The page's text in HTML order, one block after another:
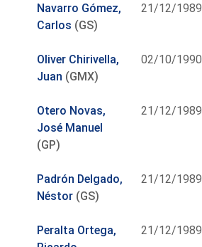
Navarro Gómez,
Carlos (GS)
21/12/1989
Oliver Chirivella,
Juan (GMX)
02/10/1990
Otero Novas,
José Manuel
(GP)
21/12/1989
Padrón Delgado,
Néstor (GS)
21/12/1989
Peralta Ortega,
21/12/1989